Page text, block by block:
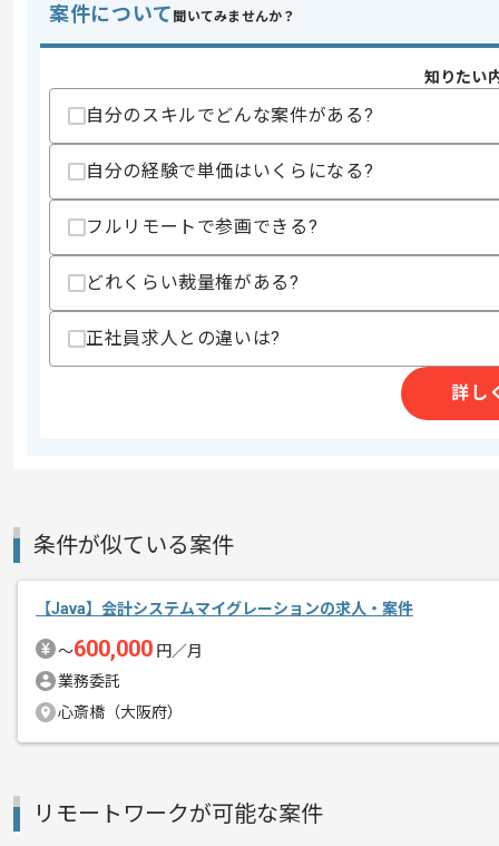
求めるスキル
・Java(Springboot)を用いた開発経験3
・Gitでのバージョン管理、ソースコー
・テストコードの作成経験
スキルに不安がある方へ
上記に似た経験やスキルをお持ちであれば申
精算・お支払い
精算条件
支払いサイト
エージェントからのコ
メント
案件について 聞いてみませんか？
知りたい
自分のスキルでどんな案件がある?
自分の経験で単価はいくらになる?
フルリモートで参画できる?
どれくらい裁量権がある?
正社員求人との違いは?
詳し
条件が似ている案件
【Java】会計システムマイグレーションの求人・案件
〜600,000 円／月
業務委託
心斎橋（大阪府）
リモートワークが可能な案件